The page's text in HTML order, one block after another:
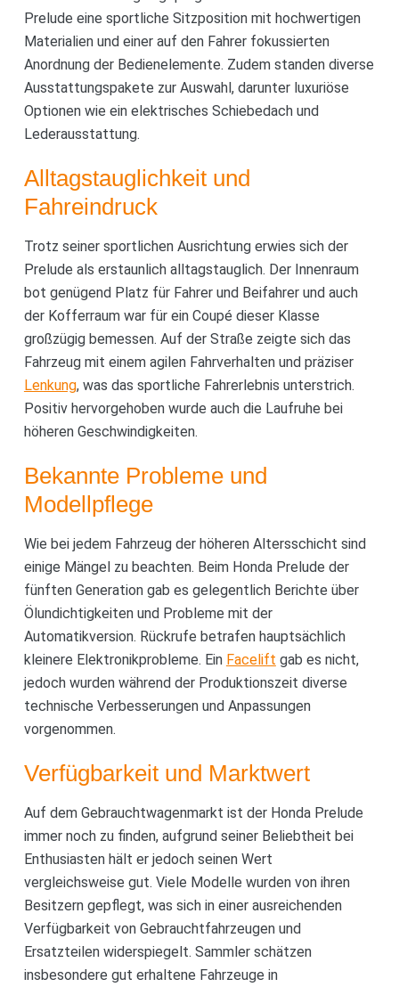
Prelude eine sportliche Sitzposition mit hochwertigen
Materialien und einer auf den Fahrer fokussierten
Anordnung der Bedienelemente. Zudem standen diverse
Ausstattungspakete zur Auswahl, darunter luxuriöse
Optionen wie ein elektrisches Schiebedach und
Lederausstattung.
Alltagstauglichkeit und
Fahreindruck
Trotz seiner sportlichen Ausrichtung erwies sich der
Prelude als erstaunlich alltagstauglich. Der Innenraum
bot genügend Platz für Fahrer und Beifahrer und auch
der Kofferraum war für ein Coupé dieser Klasse
großzügig bemessen. Auf der Straße zeigte sich das
Fahrzeug mit einem agilen Fahrverhalten und präziser
Lenkung, was das sportliche Fahrerlebnis unterstrich.
Positiv hervorgehoben wurde auch die Laufruhe bei
höheren Geschwindigkeiten.
Bekannte Probleme und
Modellpflege
Wie bei jedem Fahrzeug der höheren Altersschicht sind
einige Mängel zu beachten. Beim Honda Prelude der
fünften Generation gab es gelegentlich Berichte über
Ölundichtigkeiten und Probleme mit der
Automatikversion. Rückrufe betrafen hauptsächlich
kleinere Elektronikprobleme. Ein Facelift gab es nicht,
jedoch wurden während der Produktionszeit diverse
technische Verbesserungen und Anpassungen
vorgenommen.
Verfügbarkeit und Marktwert
Auf dem Gebrauchtwagenmarkt ist der Honda Prelude
immer noch zu finden, aufgrund seiner Beliebtheit bei
Enthusiasten hält er jedoch seinen Wert
vergleichsweise gut. Viele Modelle wurden von ihren
Besitzern gepflegt, was sich in einer ausreichenden
Verfügbarkeit von Gebrauchtfahrzeugen und
Ersatzteilen widerspiegelt. Sammler schätzen
insbesondere gut erhaltene Fahrzeuge in